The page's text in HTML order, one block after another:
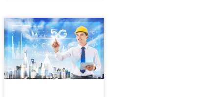
块的管控能力成为选型
的关键标尺。在众多解
决方案中，红圈工程项
目管理系统凭借其深耕
建筑工程行业的实践经
验与灵活可配置的技术
架构，为企业提供了值